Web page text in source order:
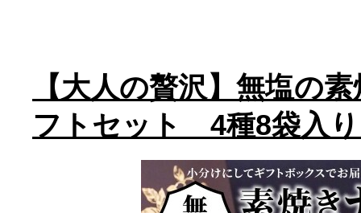
【大人の贅沢】無塩の
フトセット 4種8袋入